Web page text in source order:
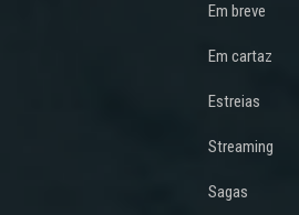
Em breve
Em cartaz
Estreias
Streaming
Sagas